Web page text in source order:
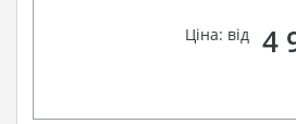
Ціна: від
4